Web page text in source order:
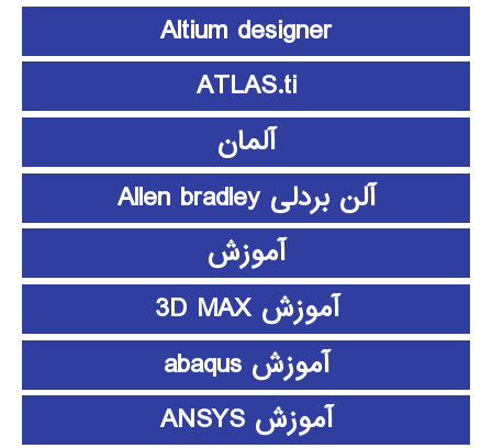
Altium designer
ATLAS.ti
آلمان
آلن بردلی Allen bradley
آموزش
آموزش 3D MAX
آموزش abaqus
آموزش ANSYS